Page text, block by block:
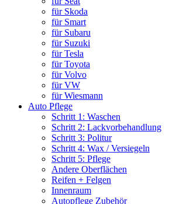
für Skoda
für Smart
für Subaru
für Suzuki
für Tesla
für Toyota
für Volvo
für VW
für Wiesmann
Auto Pflege
Schritt 1: Waschen
Schritt 2: Lackvorbehandlung
Schritt 3: Politur
Schritt 4: Wax / Versiegeln
Schritt 5: Pflege
Andere Oberflächen
Reifen + Felgen
Innenraum
Autopflege Zubehör